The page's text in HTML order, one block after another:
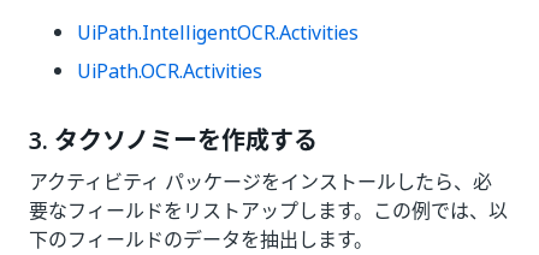
UiPath.IntelligentOCR.Activities
UiPath.OCR.Activities
3. タクソノミーを作成する
アクティビティ パッケージをインストールしたら、必
要なフィールドをリストアップします。この例では、以
下のフィールドのデータを抽出します。